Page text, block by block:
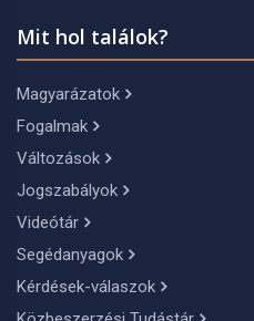
Mit hol találok?
Magyarázatok
Fogalmak
Változások
Jogszabályok
Videótár
Segédanyagok
Kérdések-válaszok